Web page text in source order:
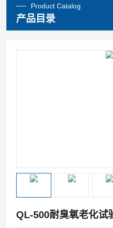
Product Catalog
产品目录
QL-500耐臭氧老化试